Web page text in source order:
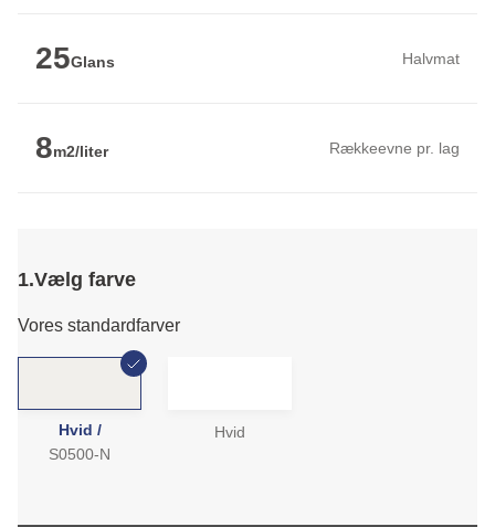
25Glans Halvmat
8m2/liter Rækkeevne pr. lag
1.Vælg farve
Vores standardfarver
Hvid /
S0500-N
Hvid